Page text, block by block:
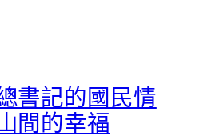
書記的國民情
間的幸福